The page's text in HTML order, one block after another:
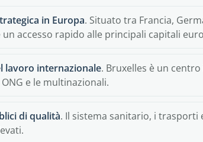
in Europa. Situato tra Francia,
un accesso rapido alle principali capitali
lavoro internazionale. Bruxelles è un
e le multinazionali.
di qualità. Il sistema sanitario, i